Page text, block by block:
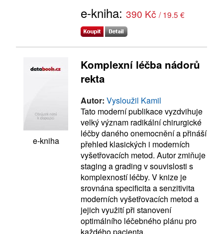
e-kniha: 390 Kč / 19.5 €
e-kniha
Komplexní léčba nádorů
rekta
Autor: Vysloužil Kamil
Tato moderní publikace vyzdvihuje
velký význam radikální chirurgické
léčby daného onemocnění a přináší
přehled klasických i moderních
vyšetřovacích metod. Autor zmiňuje
staging a grading v souvislosti s
komplexností léčby. V knize je
srovnána specificita a senzitivita
moderních vyšetřovacích metod a
jejich využití při stanovení
optimálního léčebného plánu pro
každého pacienta.